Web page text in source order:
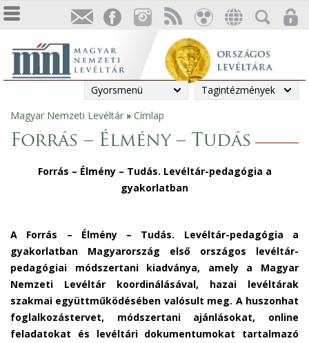
Gyorsmenü Tagintézmények
Jelenlegi
hely
Magyar Nemzeti Levéltár » Címlap
Forrás – Élmény – Tudás
Forrás – Élmény – Tudás. Levéltár-pedagógia a
gyakorlatban
A Forrás – Élmény – Tudás. Levéltár-pedagógia a
gyakorlatban Magyarország első országos levéltár-
pedagógiai módszertani kiadványa, amely a Magyar
Nemzeti Levéltár koordinálásával, hazai levéltárak
szakmai együttműködésében valósult meg. A huszonhat
foglalkozástervet, módszertani ajánlásokat, online
feladatokat és levéltári dokumentumokat tartalmazó